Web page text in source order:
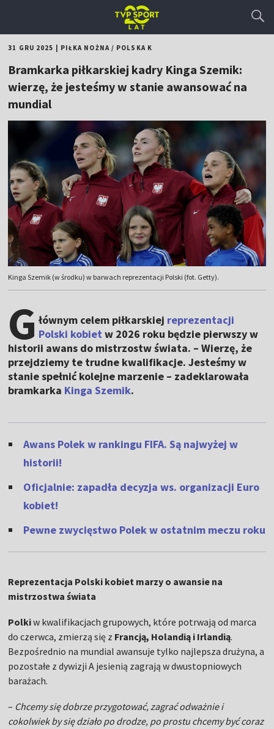
31 GRU 2025 PIŁKA NOŻNA/ POLSKA K
Bramkarka piłkarskiej kadry Kinga Szemik:
wierzę, że jesteśmy w stanie awansować na
mundial
Kinga Szemik (w środku) w barwach reprezentacji Polski (fot. Getty).
G łównym celem piłkarskiej reprezentacji
Polski kobiet w 2026 roku będzie pierwszy w
historii awans do mistrzostw świata. – Wierzę, że
przejdziemy te trudne kwalifikacje. Jesteśmy w
stanie spełnić kolejne marzenie – zadeklarowała
bramkarka Kinga Szemik.
Awans Polek w rankingu FIFA. Są najwyżej w
historii!
Oficjalnie: zapadła decyzja ws. organizacji Euro
kobiet!
Pewne zwycięstwo Polek w ostatnim meczu roku
Reprezentacja Polski kobiet marzy o awansie na
mistrzostwa świata
Polkiw kwalifikacjach grupowych, które potrwają od marca
do czerwca, zmierzą się z Francją, Holandią i Irlandią.
Bezpośrednio na mundial awansuje tylko najlepsza drużyna, a
pozostałe z dywizji A jesienią zagrają w dwustopniowych
barażach.
– Chcemy się dobrze przygotować, zagrać odważnie i
cokolwiek by się działo po drodze, po prostu chcemy być coraz